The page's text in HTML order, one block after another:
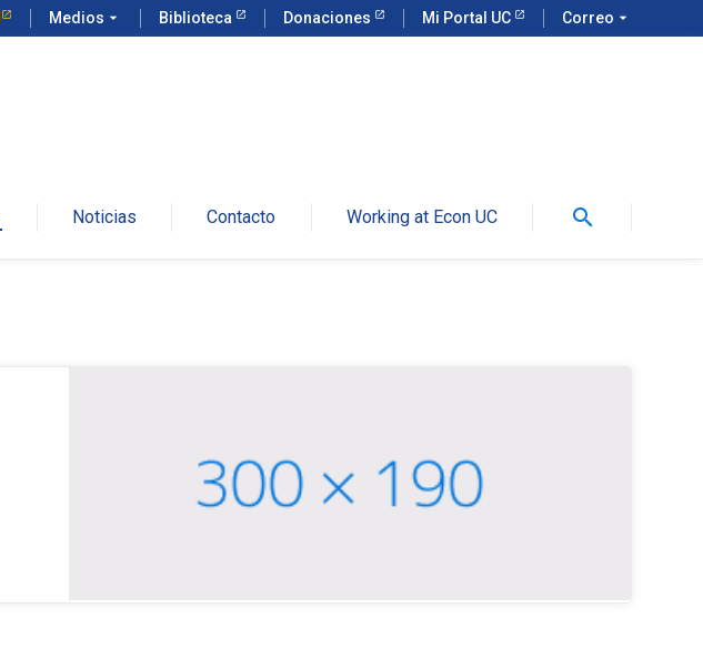
Medios arrow_drop_down Biblioteca Donaciones Mi Portal UC Correo arrow_drop_down
Noticias Contacto Working at Econ UC search